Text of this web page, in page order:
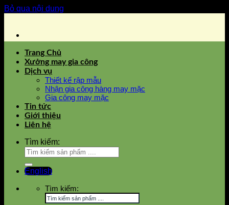
Bỏ qua nội dung
Trang Chủ
Xưởng may gia công
Dịch vụ
Thiết kế rập mẫu
Nhận gia công hàng may mặc
Gia công may mặc
Tin tức
Giới thiệu
Liên hệ
Tìm kiếm:
English
Tìm kiếm: